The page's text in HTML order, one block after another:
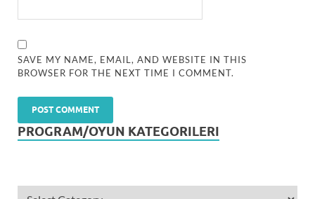
SAVE MY NAME, EMAIL, AND WEBSITE IN THIS
BROWSER FOR THE NEXT TIME I COMMENT.
PROGRAM/OYUN KATEGORILERI